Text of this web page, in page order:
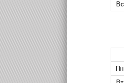
Вс
Пн